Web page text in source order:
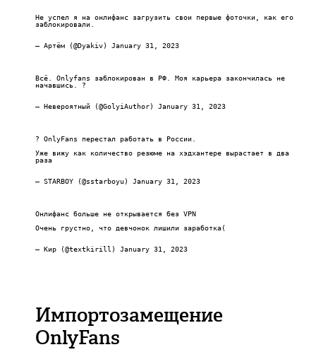
Не успел я на онлифанс загрузить свои первые фоточки, как его
заблокировали.
— Артём (@Dyakiv) January 31, 2023
Всё. Onlyfans заблокирован в РФ. Моя карьера закончилась не
начавшись. ?
— Невероятный (@GolyiAuthor) January 31, 2023
? OnlyFans перестал работать в России.
Уже вижу как количество резюме на хэдхантере вырастает в два
раза
— STARBOY (@sstarboyu) January 31, 2023
Онлифанс больше не открывается без VPN
Очень грустно, что девчонок лишили заработка(
— Кир (@textkirill) January 31, 2023
Импортозамещение
OnlyFans